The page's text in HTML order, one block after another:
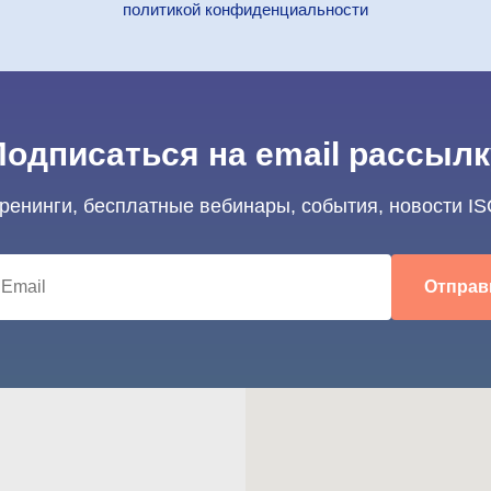
политикой конфиденциальности
на email
бесплатные вебинары, события, новости